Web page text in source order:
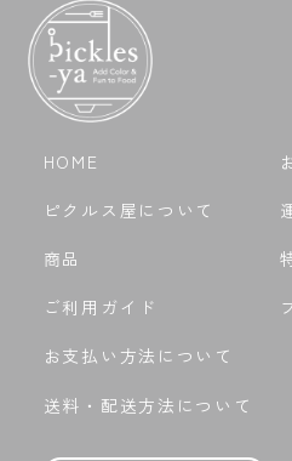
HOME
ピクルス屋について
商品
ご利用ガイド
お支払い方法について
送料・配送方法について